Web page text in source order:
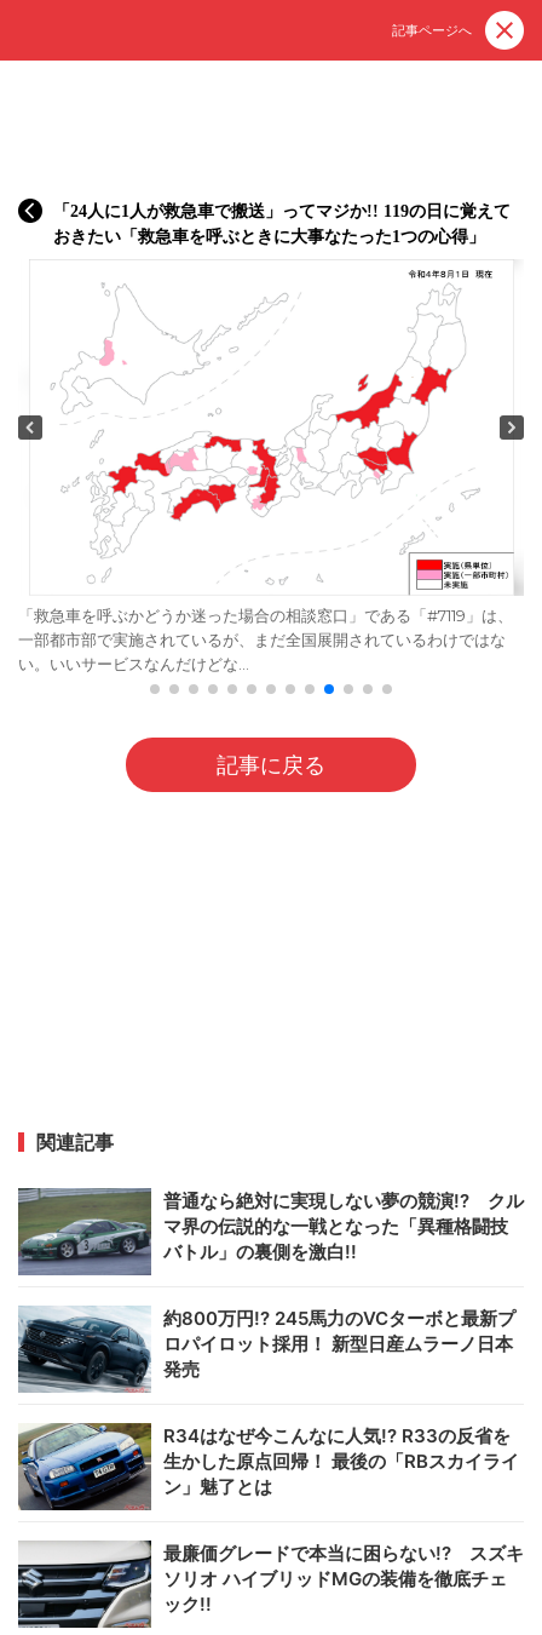
記事ページへ
「24人に1人が救急車で搬送」ってマジか!! 119の日に覚えて
おきたい「救急車を呼ぶときに大事なたった1つの心得」
「救急車を呼ぶかどうか迷った場合の相談窓口」である「#7119」は、
一部都市部で実施されているが、まだ全国展開されているわけではな
い。いいサービスなんだけどな…
記事に戻る
関連記事
普通なら絶対に実現しない夢の競演!? クル
マ界の伝説的な一戦となった「異種格闘技
バトル」の裏側を激白!!
約800万円!? 245馬力のVCターボと最新プ
ロパイロット採用！ 新型日産ムラーノ日本
発売
R34はなぜ今こんなに人気!? R33の反省を
生かした原点回帰！ 最後の「RBスカイライ
ン」魅了とは
最廉価グレードで本当に困らない!? スズキ
ソリオ ハイブリッドMGの装備を徹底チェ
ック!!